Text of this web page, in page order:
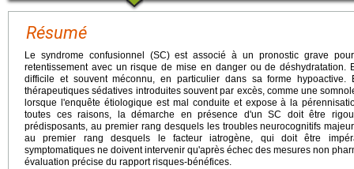
Résumé
Le syndrome confusionnel (SC) est associé à un pronostic grave
retentissement avec un risque de mise en danger ou de déshydratation.
difficile et souvent méconnu, en particulier dans sa forme
thérapeutiques sédatives introduites souvent par excès, comme une
lorsque l'enquête étiologique est mal conduite et expose à la
toutes ces raisons, la démarche en présence d'un SC doit être
prédisposants, au premier rang desquels les troubles neurocognitifs
au premier rang desquels le facteur iatrogène, qui doit être
symptomatiques ne doivent intervenir qu'après échec des mesures non
évaluation précise du rapport risques-bénéfices.